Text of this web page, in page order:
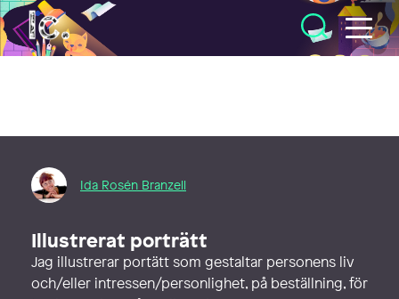
Illustratörcentrum
Ida Rosén Branzell
Illustrerat porträtt
Jag illustrerar portätt som gestaltar personens liv
och/eller intressen/personlighet, på beställning, för